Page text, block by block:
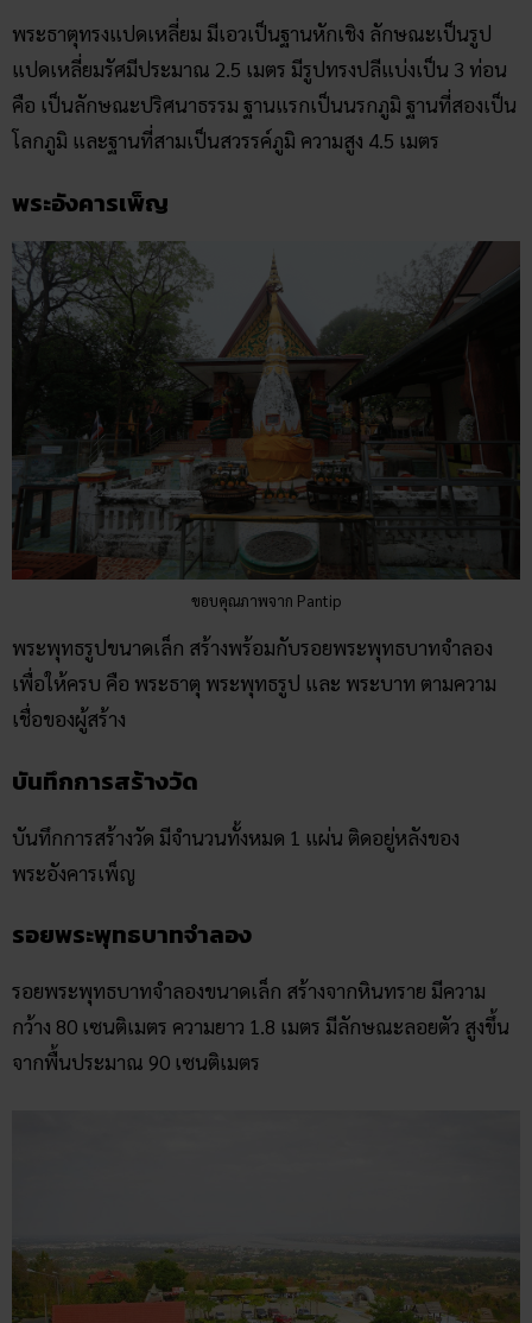
พระธาตุทรงแปดเหลี่ยม มีเอวเป็นฐานหักเชิง ลักษณะเป็นรูป
แปดเหลี่ยมรัศมีประมาณ 2.5 เมตร มีรูปทรงปลีแบ่งเป็น 3 ท่อน
คือ เป็นลักษณะปริศนาธรรม ฐานแรกเป็นนรกภูมิ ฐานที่สองเป็น
โลกภูมิ และฐานที่สามเป็นสวรรค์ภูมิ ความสูง 4.5 เมตร
พระอังคารเพ็ญ
ขอบคุณภาพจาก Pantip
พระพุทธรูปขนาดเล็ก สร้างพร้อมกับรอยพระพุทธบาทจำลอง
เพื่อให้ครบ คือ พระธาตุ พระพุทธรูป และ พระบาท ตามความ
เชื่อของผู้สร้าง
บันทึกการสร้างวัด
บันทึกการสร้างวัด มีจำนวนทั้งหมด 1 แผ่น ติดอยู่หลังของ
พระอังคารเพ็ญ
รอยพระพุทธบาทจำลอง
รอยพระพุทธบาทจำลองขนาดเล็ก สร้างจากหินทราย มีความ
กว้าง 80 เซนติเมตร ความยาว 1.8 เมตร มีลักษณะลอยตัว สูงขึ้น
จากพื้นประมาณ 90 เซนติเมตร